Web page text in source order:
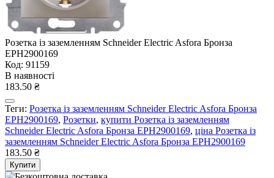
Розетка із заземленням Schneider Electric Asfora Бронза
EPH2900169
Код: 91159
В наявності
183.50 ₴
Теги: Розетка із заземленням Schneider Electric Asfora Бронза
EPH2900169, Розетки, купити Розетка із заземленням
Schneider Electric Asfora Бронза EPH2900169, ціна Розетка із
заземленням Schneider Electric Asfora Бронза EPH2900169
183.50 ₴
Купити